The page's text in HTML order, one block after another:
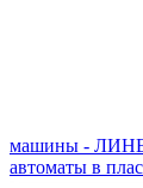
машины -
автоматы в